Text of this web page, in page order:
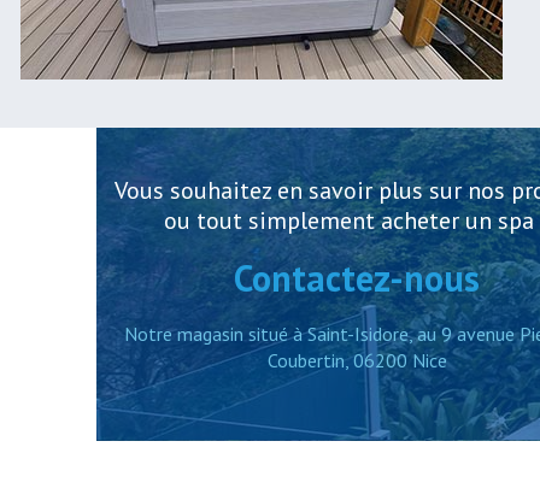
Vous souhaitez en savoir plus sur nos
ou tout simplement acheter un spa
Contactez-nous
Notre magasin situé à Saint-Isidore, au 9 avenue
Coubertin, 06200 Nice